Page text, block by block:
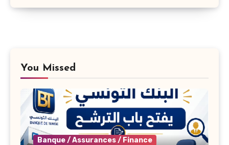
You Missed
Banque / Assurances / Finance